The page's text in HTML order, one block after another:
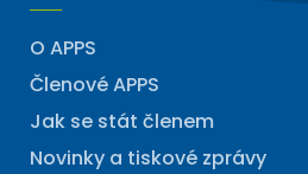
O APPS
Členové APPS
Jak se stát členem
Novinky a tiskové zprávy